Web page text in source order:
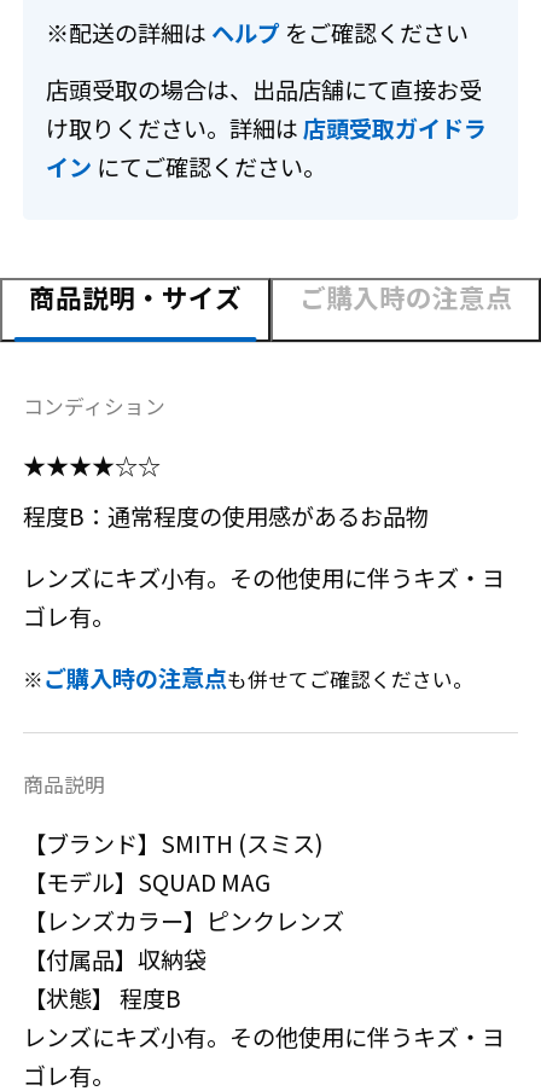
※配送の詳細は ヘルプ をご確認ください
店頭受取の場合は、出品店舗にて直接お受
け取りください。詳細は店頭受取ガイドラ
イン にてご確認ください。
商品説明・サイズ ご購入時の注意点
コンディション
★★★★☆☆
程度B：通常程度の使用感があるお品物
レンズにキズ小有。その他使用に伴うキズ・ヨ
ゴレ有。
※ご購入時の注意点も併せてご確認ください。
商品説明
【ブランド】SMITH (スミス)
【モデル】SQUAD MAG
【レンズカラー】ピンクレンズ
【付属品】収納袋
【状態】 程度B
レンズにキズ小有。その他使用に伴うキズ・ヨ
ゴレ有。